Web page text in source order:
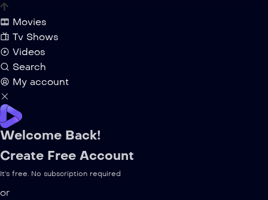
Movies
Tv Shows
Videos
Search
My account
Welcome Back!
Create Free Account
It's free. No subscription required
or